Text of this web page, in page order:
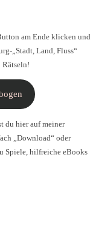
am Ende klicken und
„Stadt, Land, Fluss“
Rätseln!
du hier auf meiner
„Download“ oder
Spiele, hilfreiche eBooks